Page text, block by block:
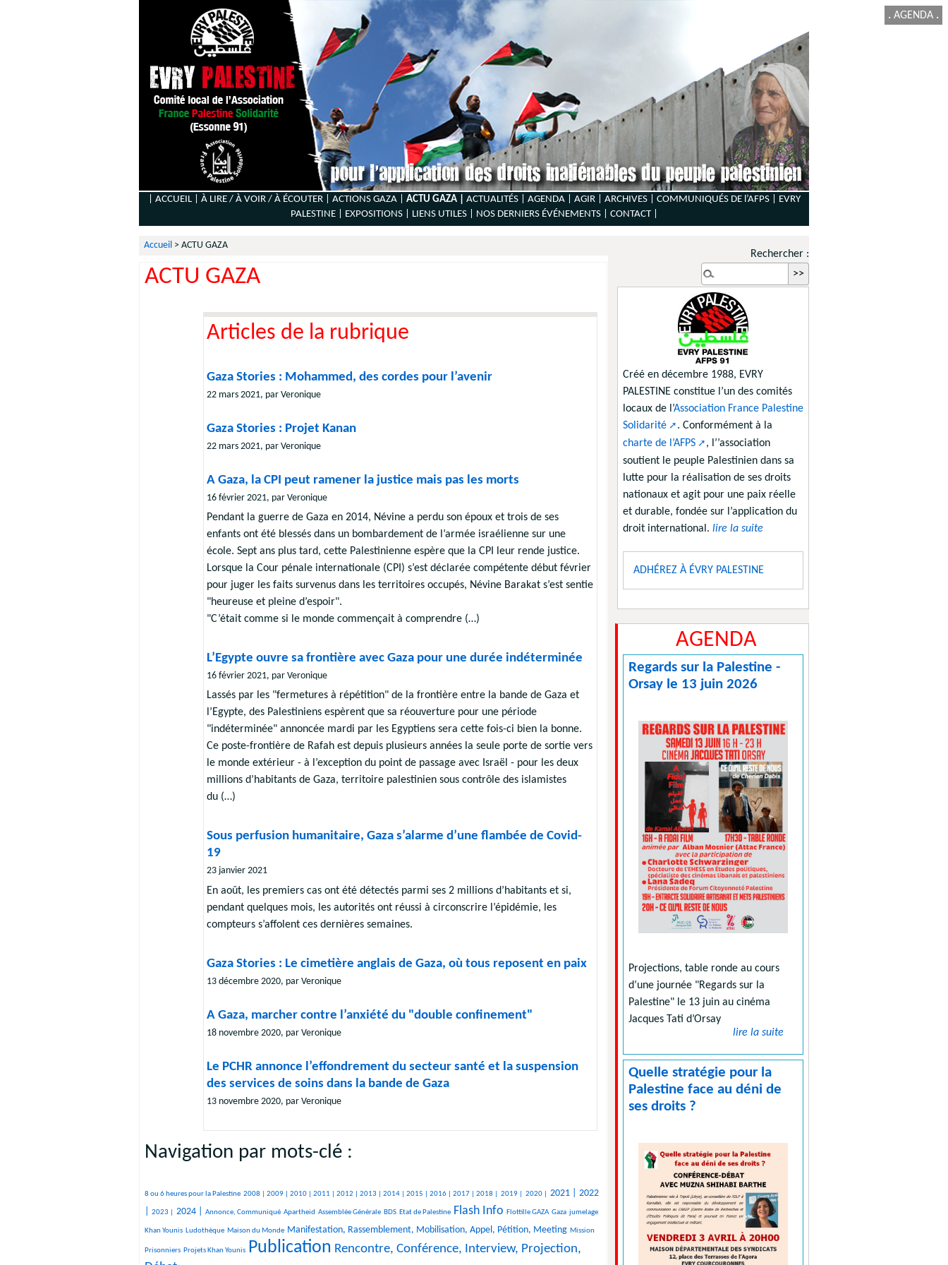
. AGENDA .
| ACCUEIL | À LIRE / À VOIR / À ÉCOUTER | ACTIONS GAZA | ACTU GAZA | ACTUALITÉS | AGENDA | AGIR | ARCHIVES | COMMUNIQUÉS DE l’AFPS |
EVRY
PALESTINE |
EXPOSITIONS | LIENS UTILES | NOS DERNIERS ÉVÉNEMENTS | CONTACT|
Accueil > ACTU GAZA
ACTU GAZA
Articles de la rubrique
Gaza Stories : Mohammed, des cordes pour l’avenir
22 mars 2021, par Veronique
Gaza Stories : Projet Kanan
22 mars 2021, par Veronique
A Gaza, la CPI peut ramener la justice mais pas les morts
16 février 2021, par Veronique
Pendant la guerre de Gaza en 2014, Névine a perdu son époux et trois de ses
enfants ont été blessés dans un bombardement de l’armée israélienne sur une
école. Sept ans plus tard, cette Palestinienne espère que la CPI leur rende justice.
Lorsque la Cour pénale internationale (CPI) s’est déclarée compétente début février
pour juger les faits survenus dans les territoires occupés, Névine Barakat s’est sentie
"heureuse et pleine d’espoir".
"C’était comme si le monde commençait à comprendre (…)
L’Egypte ouvre sa frontière avec Gaza pour une durée indéterminée
16 février 2021, par Veronique
Lassés par les "fermetures à répétition" de la frontière entre la bande de Gaza et
l’Egypte, des Palestiniens espèrent que sa réouverture pour une période
"indéterminée" annoncée mardi par les Egyptiens sera cette fois-ci bien la bonne.
Ce poste-frontière de Rafah est depuis plusieurs années la seule porte de sortie vers
le monde extérieur - à l’exception du point de passage avec Israël - pour les deux
millions d’habitants de Gaza, territoire palestinien sous contrôle des islamistes
du (…)
Sous perfusion humanitaire, Gaza s’alarme d’une flambée de Covid-
19
23 janvier 2021
En août, les premiers cas ont été détectés parmi ses 2 millions d’habitants et si,
pendant quelques mois, les autorités ont réussi à circonscrire l’épidémie, les
compteurs s’affolent ces dernières semaines.
Gaza Stories : Le cimetière anglais de Gaza, où tous reposent en paix
13 décembre 2020, par Veronique
A Gaza, marcher contre l’anxiété du "double confinement"
18 novembre 2020, par Veronique
Le PCHR annonce l’effondrement du secteur santé et la suspension
des services de soins dans la bande de Gaza
13 novembre 2020, par Veronique
Navigation par mots-clé :
401/2431
8 ou 6 heures pour la Palestine
212/2431 2008 |
156/2431 2009 |
287/2431 2010 |
301/2431 2011 |
371/2431 2012 |
98/2431 2013 |
414/2431 2014 |
105/2431 2015 |
391/2431 2016 |
515/2431 2017 |
143/2431 2018 |
103/2431 2019 |
75/2431 2020 |
849/2431 2021 |
920/2431
2022
374/2431
2023 |
850/2431
2024 |
493/2431 Annonce, Communiqué
28/2431 Apartheid
30/2431 Assemblée Générale
211/2431 BDS
49/2431 Etat de Palestine
1358/2431 Flash Info
36/2431 Flottille GAZA
314/2431 Gaza
193/2431 jumelage
Khan Younis
259/2431Ludothèque
10/2431 Maison du Monde
938/2431 Manifestation, Rassemblement, Mobilisation, Appel, Pétition, Meeting
10/2431 Mission
26/2431
Prisonniers
127/2431Projets Khan Younis
2431/2431 Publication
1565/2431
Rencontre, Conférence, Interview, Projection,
Rechercher :
Créé en décembre 1988, EVRY
PALESTINE constitue l’un des comités
locaux de l’Association France Palestine
Solidarité
. Conformément à la
charte de l’AFPS
, l’’association
soutient le peuple Palestinien dans sa
lutte pour la réalisation de ses droits
nationaux et agit pour une paix réelle
et durable, fondée sur l’application du
droit international. lire la suite
ADHÉREZ À ÉVRY PALESTINE
AGENDA
Regards sur la Palestine -
Orsay le 13 juin 2026
Projections, table ronde au cours
d’une journée "Regards sur la
Palestine" le 13 juin au cinéma
Jacques Tati d’Orsay
lire la suite
Quelle stratégie pour la
Palestine face au déni de
ses droits ?